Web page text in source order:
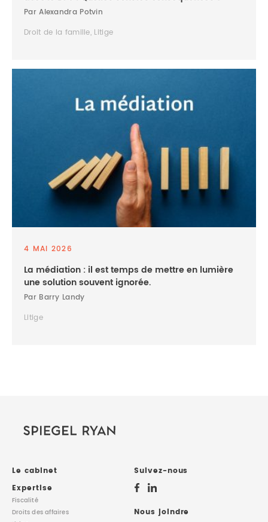
Par Alexandra Potvin
Droit de la famille, Litige
4 MAI 2026
La médiation : il est temps de mettre en lumière
une solution souvent ignorée.
Par Barry Landy
Litige
Le cabinet
Expertise
Fiscalité
Droits des affaires
Suivez-nous
Nous joindre